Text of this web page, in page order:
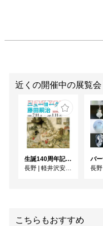
近くの開催中の展覧会
生誕140周年記念企画 ニューヨークの藤田嗣治
長野
軽井沢安東美術館
長野
こちらもおすすめ